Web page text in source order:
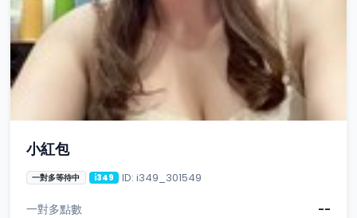
小紅包
一對多等待中 i349 ID: i349_301549
一對多點數
--